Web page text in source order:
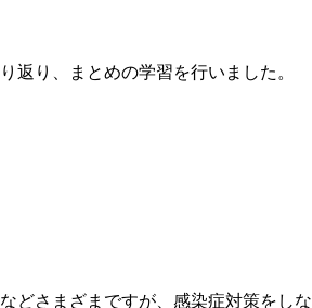
返り、まとめの学習を行いました。
どさまざまですが、感染症対策をしな